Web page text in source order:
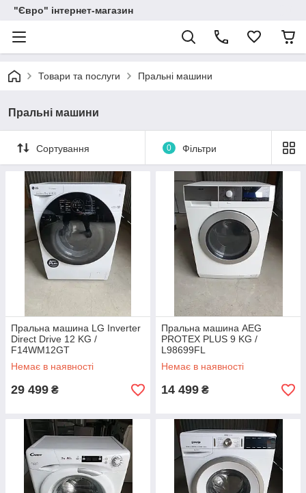
"Євро" інтернет-магазин
Товари та послуги Пральні машини
Пральні машини
Сортування 0 Фільтри
Пральна машина LG Inverter
Direct Drive 12 KG /
F14WM12GT
Немає в наявності
29 499 ₴
Пральна машина AEG
PROTEX PLUS 9 KG /
L98699FL
Немає в наявності
14 499 ₴